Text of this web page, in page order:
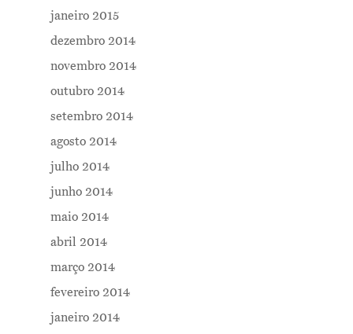
janeiro 2015
dezembro 2014
novembro 2014
outubro 2014
setembro 2014
agosto 2014
julho 2014
junho 2014
maio 2014
abril 2014
março 2014
fevereiro 2014
janeiro 2014